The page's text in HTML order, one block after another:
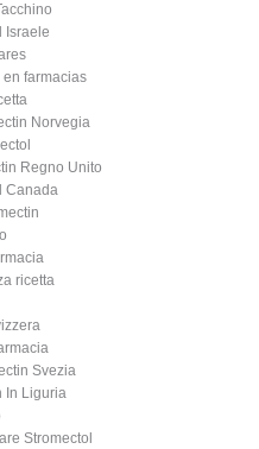
Israele
farmacias
Norvegia
Regno Unito
Canada
ricetta
Svezia
In Liguria
Stromectol